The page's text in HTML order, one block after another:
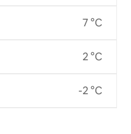
7 °C
2 °C
-2 °C